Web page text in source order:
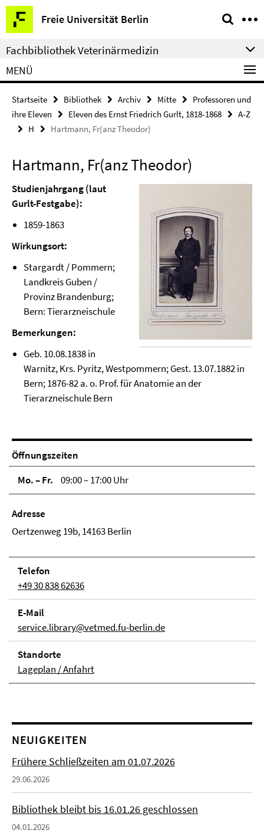
Springe
direkt
zu
Inhalt
Freie Universität Berlin
Service-
Navigation
Fachbibliothek Veterinärmedizin
MENÜ
Startseite Bibliothek Archiv Mitte
Professoren und
ihre Eleven
Eleven des Ernst Friedrich Gurlt, 1818-1868
A-Z
H
Hartmann, Fr(anz Theodor)
Hartmann, Fr(anz Theodor)
Studienjahrgang (laut
Gurlt-Festgabe):
1859-1863
Wirkungsort:
Stargardt / Pommern;
Landkreis Guben /
Provinz Brandenburg;
Bern: Tierarzneischule
Bemerkungen:
Geb. 10.08.1838 in
Warnitz, Krs. Pyritz, Westpommern; Gest. 13.07.1882 in
Bern; 1876-82 a. o. Prof. für Anatomie an der
Tierarzneischule Bern
Öffnungszeiten
Mo. – Fr.
09:00 – 17:00 Uhr
Adresse
Oertzenweg 19b, 14163 Berlin
Telefon
+49 30 838 62636
E-Mail
service.library@vetmed.fu-berlin.de
Stand­orte
Lageplan / Anfahrt
NEUIGKEITEN
Frühere Schließzeiten am 01.07.2026
29.06.2026
Bibliothek bleibt bis 16.01.26 geschlossen
04.01.2026